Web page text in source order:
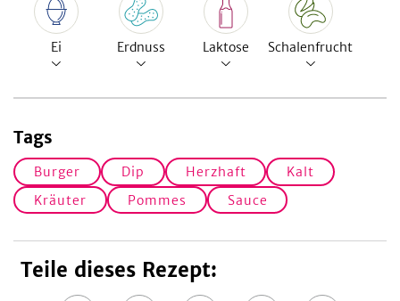
Ei Erdnuss Laktose Schalenfrucht
Tags
Burger Dip Herzhaft
Kalt
Kräuter
Pommes Sauce
Teile dieses Rezept: